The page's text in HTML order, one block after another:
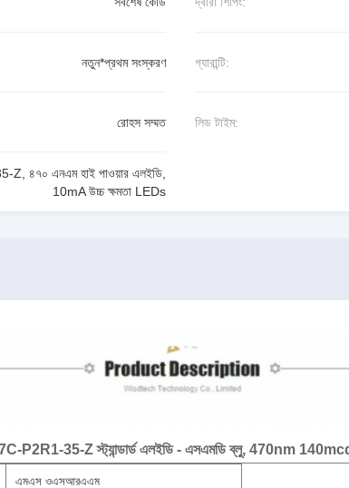
নতুন*প্রথম সংস্করণ গ্যারান্টি:
রোহস সম্মত লিড টাইম:
Z ৪৭০ এনএম হাই পাওয়ার এলইডি,
10mA উচ্চ ক্ষমতা LEDs
P2R1-35-Z স্ট্যান্ডার্ড এলইডি - এসএমডি ব্লু, 470nm
এমএস ওএসআরএএম